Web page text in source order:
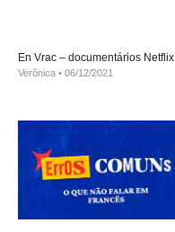
En Vrac – documentários Netflix
Verônica 06/12/2021